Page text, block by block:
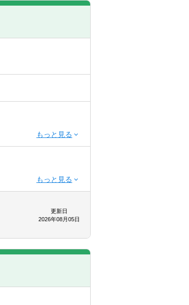
更新日
2026年08月05日